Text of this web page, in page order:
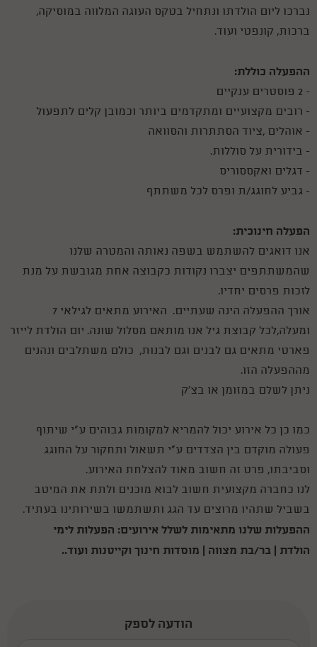
נברכו ליום הולדתו ונתחיל בטקס העוגה המלווה במוסיקה,
ברכות, קונפטי ועוד.
ההפעלה כוללת:
- 2 פוסטרים ענקיים
- רובים מקצועיים ומתקדמים ביותר וכמובן קלים לתפעול
- אוהלים ,ציוד הסתתרות והסוואה
- בידורית על סוללות.
- דגלים ואקססוריס
- גביע לחוגג/ת ופרס לכל משתתף
הפעלה חינוכית:
אנו דואגים להשתמש בשפה נאותה והמטרה שלנו
שהמשתתפים יצברו נקודות כקבוצה אחת מגובשת על מנת
לזכות פרסים יחדיו.
אורך ההפעלה הינה שעתיים. האירוע מתאים לגילאי 7
ומעלה,לכל קבוצת גיל אנו מותאם מסלול שונה. יום הולדת לייזר
פארטי מתאים גם לבנים וגם לבנות, כולם משתלבים ונהנים
מההפעלה הזו.
ניתן לשלם במזומן או בצ'ק
כמו כן כל אירוע יכול להמריא למקומות גבוהים ע"י שיתוף
פעולה מוקדם בין הצדדים ע"י תשאול ותחקור על החוגג
וסביבתו, פרט זה חשוב מאוד להצלחת האירוע.
לנו כחברה מקצועית חשוב לבוא מוכנים ולתת את המיטב
בשביל שתהיו מרוצים עד הגג ותשתמשו בשירותינו בעתיד.
ההפעלות שלנו מתאימות לשלל אירועים: הפעלות לימי
הולדת
בר/בת מצווה | מוסדות חינוך וקייטנות ועוד..
הודעה לספק